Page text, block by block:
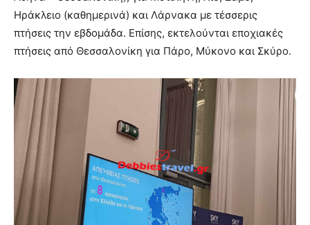
Ηράκλειο (καθημερινά) και Λάρνακα με τέσσερις
πτήσεις την εβδομάδα. Επίσης, εκτελούνται εποχιακές
πτήσεις από Θεσσαλονίκη για Πάρο, Μύκονο και Σκύρο.